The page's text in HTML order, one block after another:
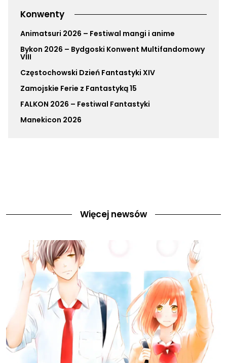
Konwenty
Animatsuri 2026 – Festiwal mangi i anime
Bykon 2026 – Bydgoski Konwent Multifandomowy
VIII
Częstochowski Dzień Fantastyki XIV
Zamojskie Ferie z Fantastyką 15
FALKON 2026 – Festiwal Fantastyki
Manekicon 2026
Więcej newsów